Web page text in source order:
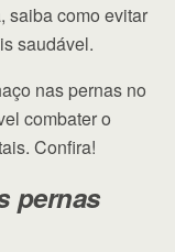
saiba como evitar
saudável.
nas pernas no
combater o
Confira!
pernas